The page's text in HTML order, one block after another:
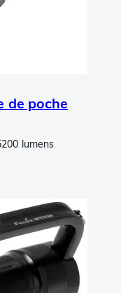
de poche
lumens